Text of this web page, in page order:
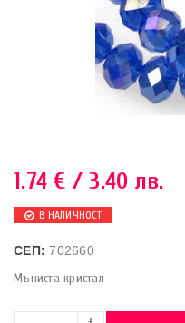
1.74€ / 3.40 лв.
В НАЛИЧНОСТ
СЕП:702660
Мъниста кристал